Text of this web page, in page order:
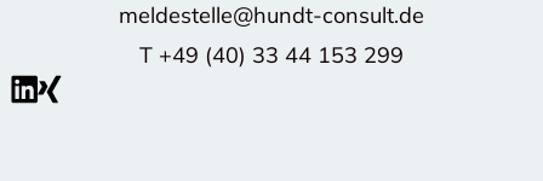
meldestelle@hundt-consult.de
T +49 (40) 33 44 153 299